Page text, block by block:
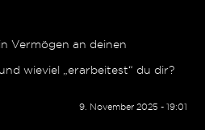
Vermögen an deinen
wieviel „erarbeitest“ du dir?
9. November 2025 - 19:01